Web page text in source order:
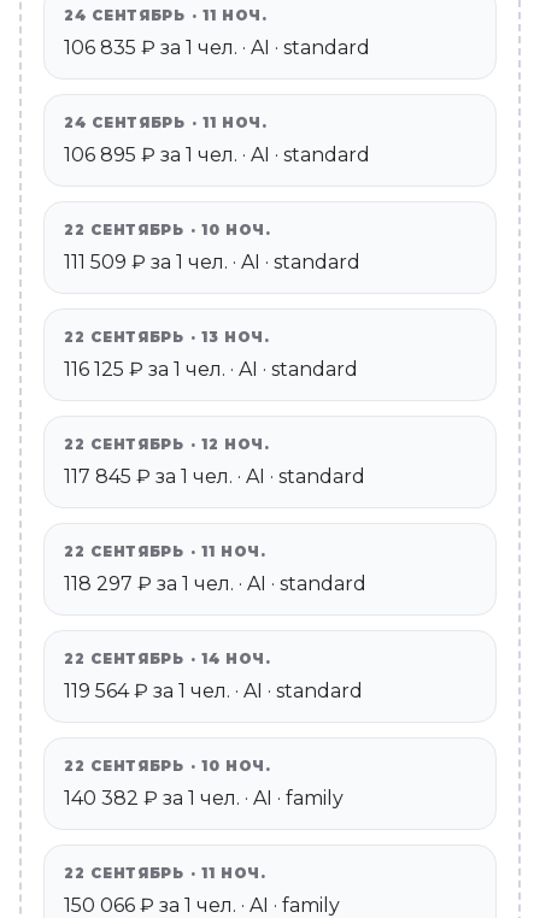
24 СЕНТЯБРЬ · 11 НОЧ.
106 835 ₽ за 1 чел. · AI · standard
24 СЕНТЯБРЬ · 11 НОЧ.
106 895 ₽ за 1 чел. · AI · standard
22 СЕНТЯБРЬ · 10 НОЧ.
111 509 ₽ за 1 чел. · AI · standard
22 СЕНТЯБРЬ · 13 НОЧ.
116 125 ₽ за 1 чел. · AI · standard
22 СЕНТЯБРЬ · 12 НОЧ.
117 845 ₽ за 1 чел. · AI · standard
22 СЕНТЯБРЬ · 11 НОЧ.
118 297 ₽ за 1 чел. · AI · standard
22 СЕНТЯБРЬ · 14 НОЧ.
119 564 ₽ за 1 чел. · AI · standard
22 СЕНТЯБРЬ · 10 НОЧ.
140 382 ₽ за 1 чел. · AI · family
22 СЕНТЯБРЬ · 11 НОЧ.
150 066 ₽ за 1 чел. · AI · family